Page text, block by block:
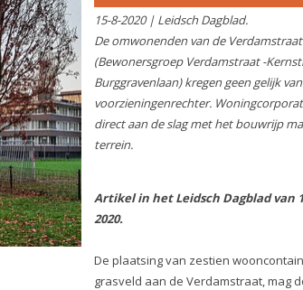
Verzet
Want op het moment eind vorig jaar dat de
gemeente daarvoor de Verdamstraat
aanwees, kwamen bewoners uit de directe
omgeving massaal in verzet. Het stadsbestuur
zag zich genoodzaakt om ook andere plekken
in de stad te onderzoeken voor de containers.
Uiteindelijk bleek het grasveld nabij Fruinlaan,
Kernstraat en Burggravenlaan toch de minst
nadelige optie, beweerde de gemeente. „Dat
onderzoek was zeer subjectief”, is de
overtuiging van De Haan. „De gemeente
veranderde tussentijds de spelregels. Er
waren zeker zeven of acht locaties die beter
uit de bus kwamen.”
Daarop spanden de bewoners een
rechtszaak aan waarbij ze nu aan het kortste
eind trekken. Volgens de rechter zijn er zeer